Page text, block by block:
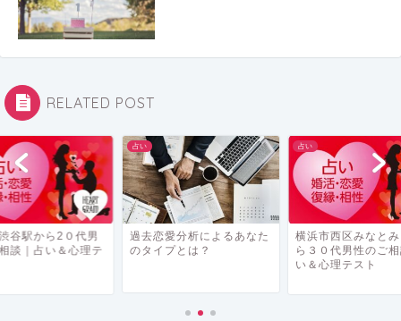
RELATED POST
分析によるあなた
とは？
占い
横浜市西区みなとみらいか
ら３０代男性のご相談｜占
占い
東京都渋谷駅から2
性のご相談｜占い
スト